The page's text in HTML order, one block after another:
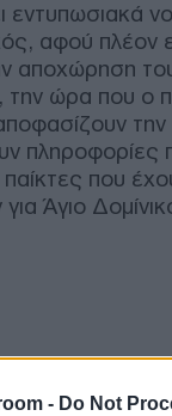
- Do Not
εντυπωσιακά
αφού πλέον
αποχώρηση
την ώρα που ο
την
που
Άγιο